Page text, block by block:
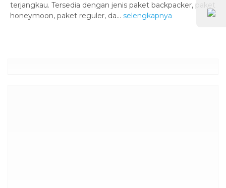
terjangkau. Tersedia dengan jenis paket backpacker, paket
honeymoon, paket reguler, da... selengkapnya